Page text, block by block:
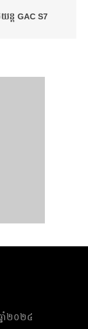
ន្ត GAC S7
នាំ​២០២៤